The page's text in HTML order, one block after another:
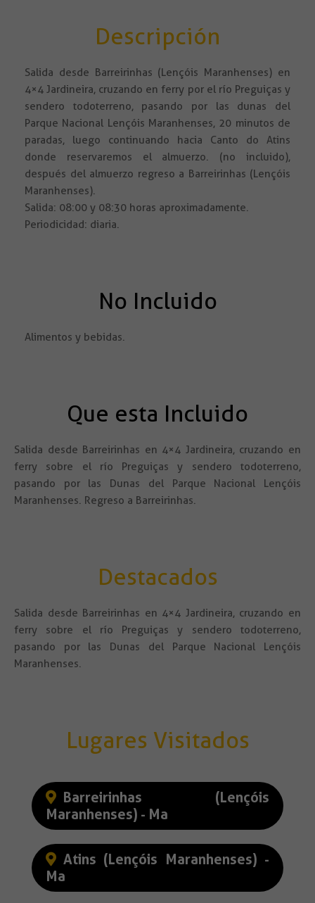
Descripción
Salida desde Barreirinhas (Lençóis Maranhenses) en
4×4 Jardineira, cruzando en ferry por el río Preguiças y
sendero todoterreno, pasando por las dunas del
Parque Nacional Lençóis Maranhenses, 20 minutos de
paradas, luego continuando hacia Canto do Atins
donde reservaremos el almuerzo. (no incluido),
después del almuerzo regreso a Barreirinhas (Lençóis
Maranhenses).
Salida: 08:00 y 08:30 horas aproximadamente.
Periodicidad: diaria.
No Incluido
Alimentos y bebidas.
Que esta Incluido
Salida desde Barreirinhas en 4×4 Jardineira, cruzando en
ferry sobre el río Preguiças y sendero todoterreno,
pasando por las Dunas del Parque Nacional Lençóis
Maranhenses. Regreso a Barreirinhas.
Destacados
Salida desde Barreirinhas en 4×4 Jardineira, cruzando en
ferry sobre el río Preguiças y sendero todoterreno,
pasando por las Dunas del Parque Nacional Lençóis
Maranhenses.
Lugares Visitados
Barreirinhas (Lençóis
Maranhenses) - Ma
Atins (Lençóis Maranhenses) -
Ma